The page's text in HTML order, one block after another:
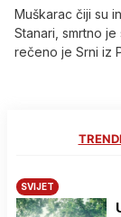
Muškarac čiji su
Stanari, smrtno
rečeno je Srni iz
SVIJET